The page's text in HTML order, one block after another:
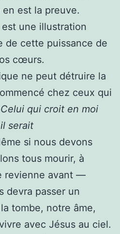
est la preuve.
est une illustration
de cette puissance de
cœurs.
ne peut détruire la
chez ceux qui
qui croit en moi
serait
si nous devons
tous mourir, à
revienne avant —
devra passer un
tombe, notre âme,
avec Jésus au ciel.